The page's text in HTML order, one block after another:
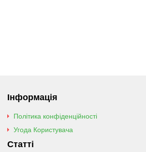
Інформація
Політика конфіденційності
Угода Користувача
Статті